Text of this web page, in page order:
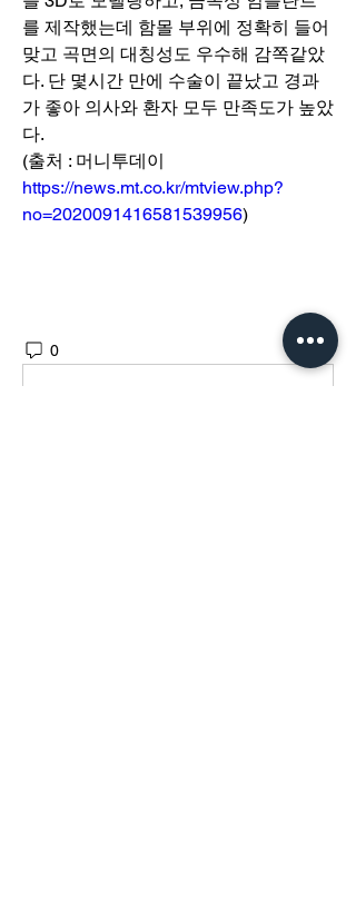
를 제작했는데 함몰 부위에 정확히 들어
맞고 곡면의 대칭성도 우수해 감쪽같았
다. 단 몇시간 만에 수술이 끝났고 경과
가 좋아 의사와 환자 모두 만족도가 높았
다.
https://news.mt.co.kr/mtview.php?
no=2020091416581539956)
0 27